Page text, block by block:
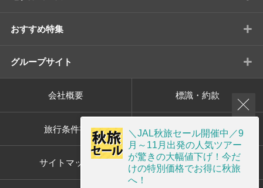
おすすめ特集 +
グループサイト +
会社概要 標識・約款
旅行条件書 プライバシーポリシー
サイトマップ 画面共有サポート
＼JAL秋旅セール開催中／9
月～11月出発の人気ツアー
が驚きの大幅値下げ！今だ
けの特別価格でお得に秋旅
へ！